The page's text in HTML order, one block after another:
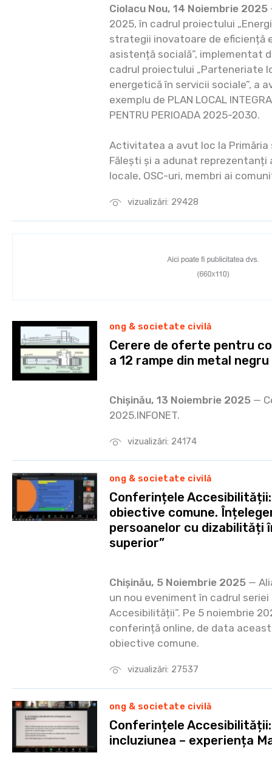
vizualizări: 29428
Ciolacu Nou, 14 Noiembrie 2025
2025, în cadrul proiectului
strategii inovatoare de eficiență
asistență socială”, implementat
cadrul proiectului „Parteneriate
energetică în servicii sociale”, a
exemplu de PLAN LOCAL
PENTRU PERIOADA 2025-2030.
Activitatea a avut loc la Primăria
Fălești și a adunat
locale, OSC-uri, membri ai
vizualizări: 24174
ong & societate civilă
Cerere de oferte pentru
a 12 rampe din metal negru
Chișinău, 13 Noiembrie 2025 —
2025.INFONET.
vizualizări: 27537
ong & societate civilă
Conferințele
obiective comune.
persoanelor cu dizabilități
superior”
Chișinău, 5 Noiembrie 2025 —
un nou eveniment în cadrul
Accesibilității”. Pe 5 noiembrie
conferință online, de data
obiective comune.
ong & societate civilă
Conferințele
incluziunea – experiența